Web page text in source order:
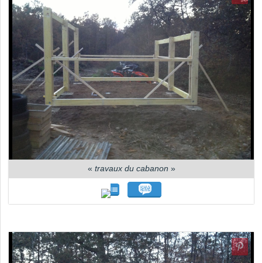
« travaux du cabanon »